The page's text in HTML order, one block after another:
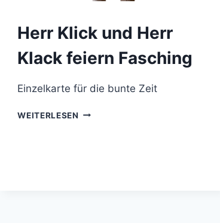
Herr Klick und Herr
Klack feiern Fasching
Einzelkarte für die bunte Zeit
WEITERLESEN HERR